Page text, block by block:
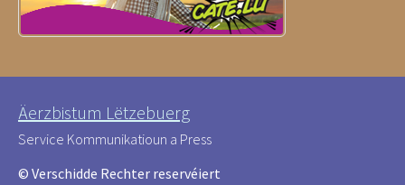
Äerzbistum Lëtzebuerg
Service Kommunikatioun a Press
© Verschidde Rechter reservéiert